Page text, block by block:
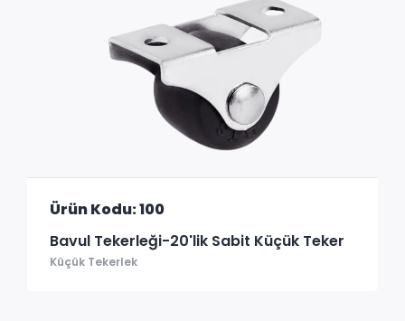
Ürün Kodu: 100
Bavul Tekerleği-20'lik Sabit Küçük Teker
Küçük Tekerlek